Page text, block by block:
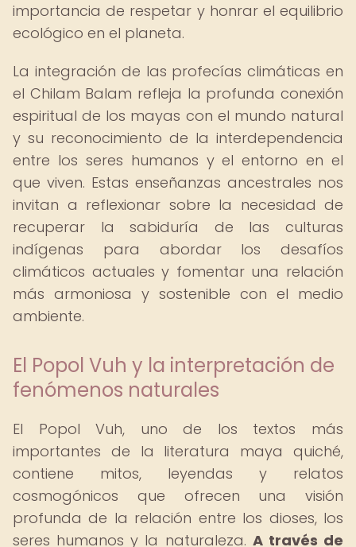
importancia de respetar y honrar el equilibrio
ecológico en el planeta.
La integración de las profecías climáticas en
el Chilam Balam refleja la profunda conexión
espiritual de los mayas con el mundo natural
y su reconocimiento de la interdependencia
entre los seres humanos y el entorno en el
que viven. Estas enseñanzas ancestrales nos
invitan a reflexionar sobre la necesidad de
recuperar la sabiduría de las culturas
indígenas para abordar los desafíos
climáticos actuales y fomentar una relación
más armoniosa y sostenible con el medio
ambiente.
El Popol Vuh y la interpretación de
fenómenos naturales
El Popol Vuh, uno de los textos más
importantes de la literatura maya quiché,
contiene mitos, leyendas y relatos
cosmogónicos que ofrecen una visión
profunda de la relación entre los dioses, los
seres humanos y la naturaleza. A través de